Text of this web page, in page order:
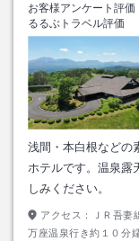
お客様アンケート評価
るるぶトラベル評価
浅間・本白根などの
ホテルです。温泉露
しみください。
アクセス：
ＪＲ吾
万座温泉行き約１０分